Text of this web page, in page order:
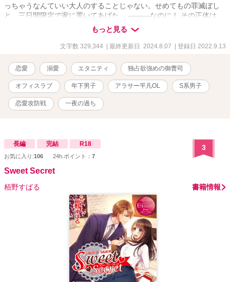
っちゃうなんていい大人のすることじゃない。せめてもの罪滅ぼし
と、三日間限定で家に置いてあげた。 ―――なのに！ その正体は、
ななな、なんと！グループ親会社の役員！しかも御曹司だと！？ 恋
を諦めたアラサーモブ子と、あふれる愛を注ぎたくて堪らない年下
御曹司の溺愛攻防戦☆ 「馬鹿だと思うよ自分でも。―――それでも
｡.:*･ﾟ♡★♡ﾟ･* ▶Attention ※この物語はフィクションです。登場す
る人物・団体・名称等は架空であり、実在のものとは関係ありませ
ん。
もっと見る
文字数 329,344 | 最終更新日 2024.8.07 | 登録日 2022.9.13
恋愛 溺愛 エタニティ 独占欲強めの御曹司
オフィスラブ 年下男子 アラサー平凡OL S系男子
恋愛攻防戦 一夜の過ち
長編 完結 R18
お気に入り:106 24h.ポイント： 7
3
Sweet Secret
栢野すばる 書籍情報